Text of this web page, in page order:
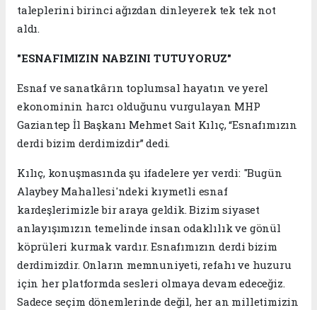
taleplerini birinci ağızdan dinleyerek tek tek not
aldı.
"ESNAFIMIZIN NABZINI TUTUYORUZ"
Esnaf ve sanatkârın toplumsal hayatın ve yerel
ekonominin harcı olduğunu vurgulayan MHP
Gaziantep İl Başkanı Mehmet Sait Kılıç, “Esnafımızın
derdi bizim derdimizdir” dedi.
Kılıç, konuşmasında şu ifadelere yer verdi: "Bugün
Alaybey Mahallesi'ndeki kıymetli esnaf
kardeşlerimizle bir araya geldik. Bizim siyaset
anlayışımızın temelinde insan odaklılık ve gönül
köprüleri kurmak vardır. Esnafımızın derdi bizim
derdimizdir. Onların memnuniyeti, refahı ve huzuru
için her platformda sesleri olmaya devam edeceğiz.
Sadece seçim dönemlerinde değil, her an milletimizin